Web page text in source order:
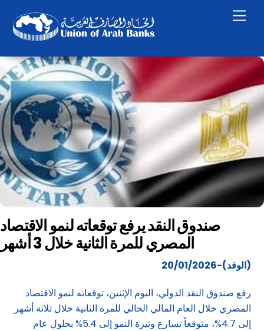
content
صندوق النقد يرفع توقعاته لنمو الاقتصاد
المصري للمرة الثانية خلال 3 أشهر
(الوفد)-20/01/2026
رفع صندوق النقد الدولي، اليوم الإثنين، توقعاته لنمو الاقتصاد
المصري خلال العام المالي الحالي للمرة الثانية خلال ثلاثة أشهر
إلى 4.7%، متوقعاً تسارع وتيرة النمو إلى 5.4% بحلول عام